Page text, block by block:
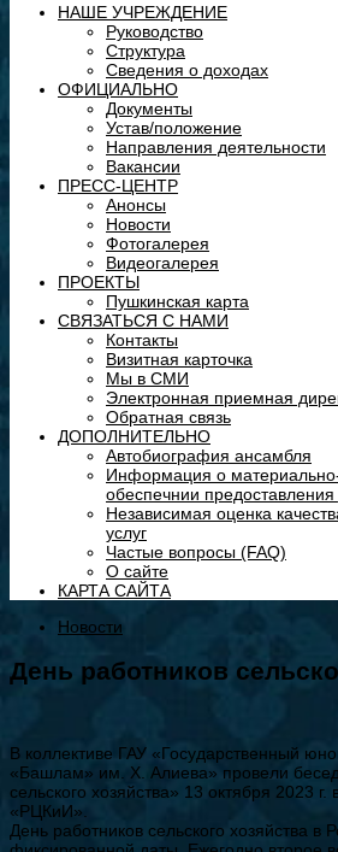
НАШЕ УЧРЕЖДЕНИЕ
Руководство
Структура
Сведения о доходах
ОФИЦИАЛЬНО
Документы
Устав/положение
Направления деятельности
Вакансии
ПРЕСС-ЦЕНТР
Анонсы
Новости
Фотогалерея
Видеогалерея
ПРОЕКТЫ
Пушкинская карта
СВЯЗАТЬСЯ С НАМИ
Контакты
Визитная карточка
Мы в СМИ
Электронная приемная
Обратная связь
ДОПОЛНИТЕЛЬНО
Автобиография ансамбля
Информация о
обеспечнии предоставления
Независимая оценка
услуг
Частые вопросы (FAQ)
О сайте
КАРТА САЙТА
Новости
День работников
В коллективе ГАУ «Государственный
«Башлам» им. Х. Алиева» провели
сельского хозяйства» 13 октября 2023
«РЦКиИ».
День работников сельского хозяйства в